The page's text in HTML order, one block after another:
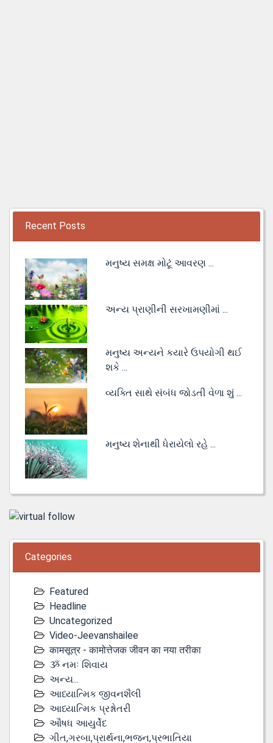
Recent Posts
મનુષ્ય સમક્ષ મોટૂં આવરણ ...
અન્ય પ્રાણીની સરખામણીમાં ...
મનુષ્ય અન્યને કયારે ઉપયોગી થઈ
શકે ...
વ્યક્તિ સાથે સંબંધ જોડતી વેળા શું ...
મનુષ્ય શેનાથી ધેરાયેલો રહે ...
Categories
Featured
Headline
Uncategorized
Video-Jeevanshailee
कामसूत्र - कामोत्तेजक जीवन का नया तरीका
ૐ નમઃ શિવાય
અન્ય...
આધ્યાત્મિક જીવનશૈલી
આધ્યાત્મિક પ્રશ્નોતરી
ઔષધ આયુર્વેદ
ગીત,ગરબા,પ્રાર્થના,ભજન,પ્રભાતિયા